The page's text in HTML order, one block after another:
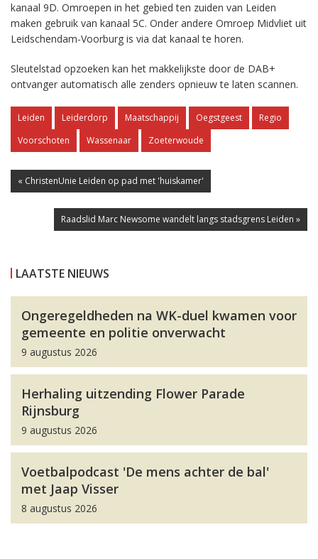
kanaal 9D. Omroepen in het gebied ten zuiden van Leiden
maken gebruik van kanaal 5C. Onder andere Omroep Midvliet uit
Leidschendam-Voorburg is via dat kanaal te horen.
Sleutelstad opzoeken kan het makkelijkste door de DAB+
ontvanger automatisch alle zenders opnieuw te laten scannen.
Leiden Leiderdorp Maatschappij Oegstgeest
Regio
Voorschoten
Wassenaar Zoeterwoude
« ChristenUnie Leiden op pad met 'huiskamer'
Raadslid Marc Newsome wandelt langs stadsgrens Leiden »
LAATSTE NIEUWS
Ongeregeldheden na WK-duel kwamen voor
gemeente en politie onverwacht
9 augustus 2026
Herhaling uitzending Flower Parade
Rijnsburg
9 augustus 2026
Voetbalpodcast 'De mens achter de bal'
met Jaap Visser
8 augustus 2026